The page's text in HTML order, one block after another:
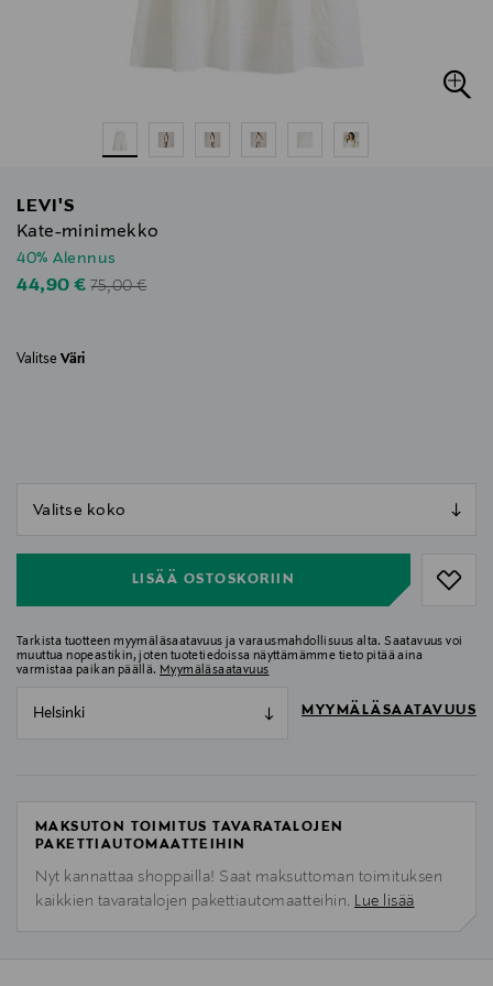
LEVI'S
Kate-minimekko
40% Alennus
Discounted Price
44,90 €Original Price
75,00 €
Valitse Väri
LISÄÄ OSTOSKORIIN
Tarkista tuotteen myymäläsaatavuus ja varausmahdollisuus alta. Saatavuus voi
muuttua nopeastikin, joten tuotetiedoissa näyttämämme tieto pitää aina
varmistaa paikan päällä. Myymäläsaatavuus
Helsinki MYYMÄLÄSAATAVUUS
MAKSUTON TOIMITUS TAVARATALOJEN
PAKETTIAUTOMAATTEIHIN
Nyt kannattaa shoppailla! Saat maksuttoman toimituksen
kaikkien tavaratalojen pakettiautomaatteihin. Lue lisää